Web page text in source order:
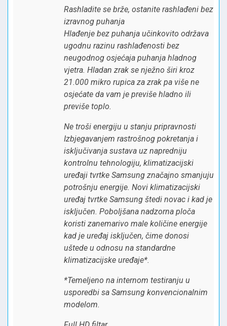
Rashladite se brže, ostanite rashlađeni bez
izravnog puhanja
Hlađenje bez puhanja učinkovito održava
ugodnu razinu rashlađenosti bez
neugodnog osjećaja puhanja hladnog
vjetra. Hladan zrak se nježno širi kroz
21.000 mikro rupica za zrak pa više ne
osjećate da vam je previše hladno ili
previše toplo.
Ne troši energiju u stanju pripravnosti
Izbjegavanjem rastrošnog pokretanja i
isključivanja sustava uz napredniju
kontrolnu tehnologiju, klimatizacijski
uređaji tvrtke Samsung značajno smanjuju
potrošnju energije. Novi klimatizacijski
uređaj tvrtke Samsung štedi novac i kad je
isključen. Poboljšana nadzorna ploča
koristi zanemarivo male količine energije
kad je uređaj isključen, čime donosi
uštede u odnosu na standardne
klimatizacijske uređaje*.
*Temeljeno na internom testiranju u
usporedbi sa Samsung konvencionalnim
modelom.